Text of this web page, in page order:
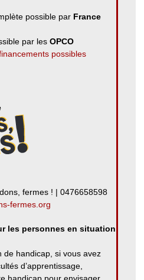
possible par France
par lesOPCO
possibles
fermes ! | 0476658598
fermes.org
les personnes en situation
de handicap, si vous avez
d’apprentissage,